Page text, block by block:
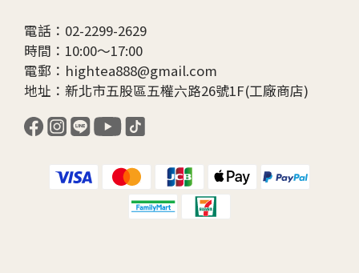
電話：02-2299-2629
時間：10:00～17:00
電郵：hightea888@gmail.com
地址：新北市五股區五權六路26號1F(工廠商店)